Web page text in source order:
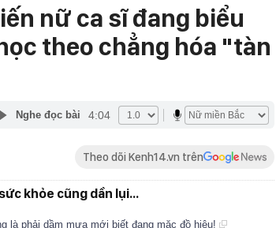
nữ ca sĩ đang biểu
theo chẳng hóa "tàn
Nghe đọc bài 4:04
Theo dõi Kenh14.vn trên
khỏe cũng dần lụi...
là phải dầm mưa mới biết đang mặc đồ hiệu!